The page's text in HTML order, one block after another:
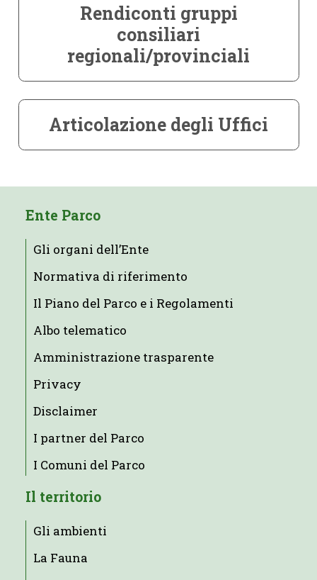
Rendiconti gruppi
consiliari
regionali/provinciali
Articolazione degli Uffici
Ente Parco
Gli organi dell’Ente
Normativa di riferimento
Il Piano del Parco e i Regolamenti
Albo telematico
Amministrazione trasparente
Privacy
Disclaimer
I partner del Parco
I Comuni del Parco
Il territorio
Gli ambienti
La Fauna